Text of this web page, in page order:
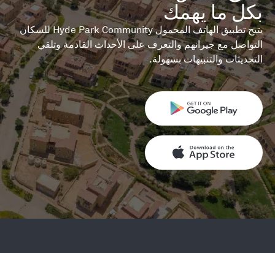
بكل ما يهمك
يتيح تطبيق الهاتف المحمول Hyde Park Community للسكان
التواصل مع جيرانهم والتعرف على الأحداث القادمة وتلقي
التحديثات والتنبيهات بسهولة.